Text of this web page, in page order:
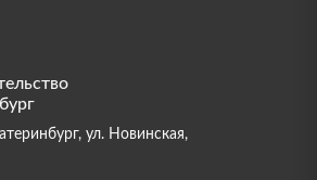
ул. Новинская,